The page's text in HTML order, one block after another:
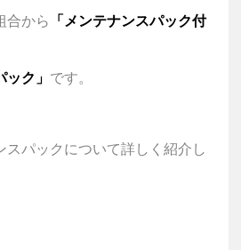
合から
「メンテナンスパック付
ク」 です。
パックについて詳しく紹介し